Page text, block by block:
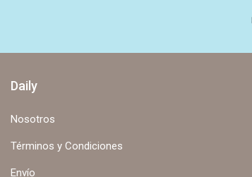
Daily
Nosotros
Términos y Condiciones
Envío